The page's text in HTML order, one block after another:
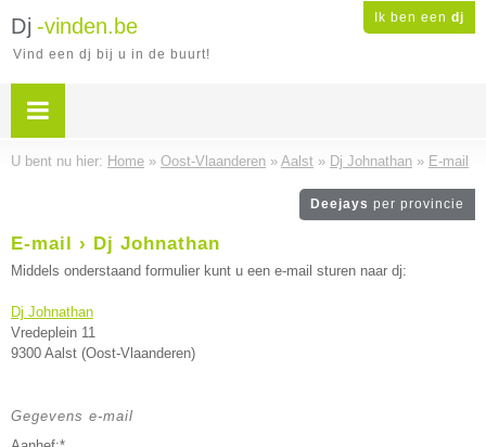
Ik ben een dj
Dj -vinden.be
Vind een dj bij u in de buurt!
U bent nu hier: Home » Oost-Vlaanderen » Aalst » Dj Johnathan » E-mail
Deejays per provincie
E-mail › Dj Johnathan
Middels onderstaand formulier kunt u een e-mail sturen naar dj:
Dj Johnathan
Vredeplein 11
9300 Aalst (Oost-Vlaanderen)
Gegevens e-mail